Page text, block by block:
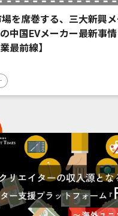
場を席巻する、三大新興
中国EVメーカー最新事
最前線】